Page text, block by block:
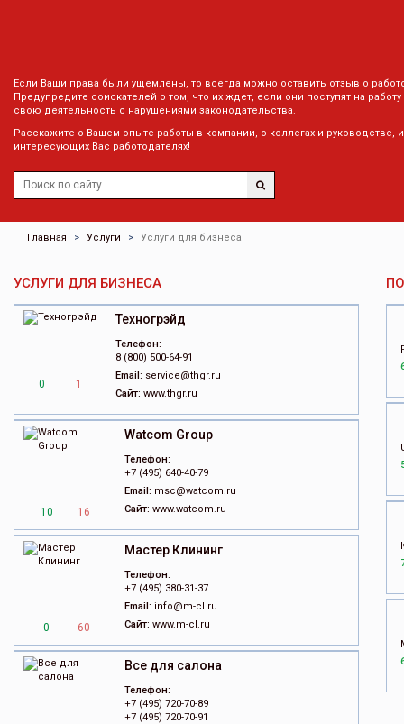
Если Ваши права были ущемлены, то всегда можно оставить отзыв о
Предупредите соискателей о том, что их ждет, если они поступят на
свою деятельность с нарушениями законодательства.
Расскажите о Вашем опыте работы в компании, о коллегах и руководстве,
интересующих Вас работодателях!
Главная Услуги Услуги для бизнеса
УСЛУГИ ДЛЯ БИЗНЕСА
0 1
Техногрэйд
Телефон:
8 (800) 500-64-91
Email: service@thgr.ru
Сайт: www.thgr.ru
10 16
Watcom Group
Телефон:
+7 (495) 640-40-79
Email: msc@watcom.ru
Сайт: www.watcom.ru
0 60
Мастер Клининг
Телефон:
+7 (495) 380-31-37
Email: info@m-cl.ru
Сайт: www.m-cl.ru
Все для салона
Телефон:
+7 (495) 720-70-89
+7 (495) 720-70-91